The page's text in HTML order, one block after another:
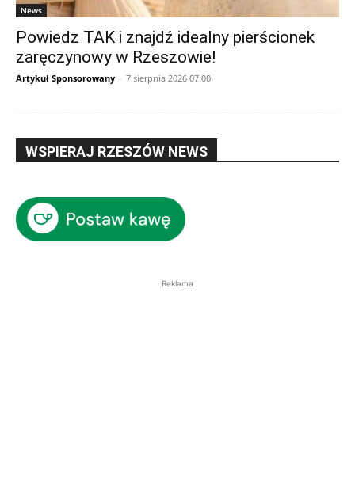
News
Powiedz TAK i znajdź idealny pierścionek
zaręczynowy w Rzeszowie!
Artykuł Sponsorowany - 7 sierpnia 2026 07:00
WSPIERAJ RZESZÓW NEWS
Reklama